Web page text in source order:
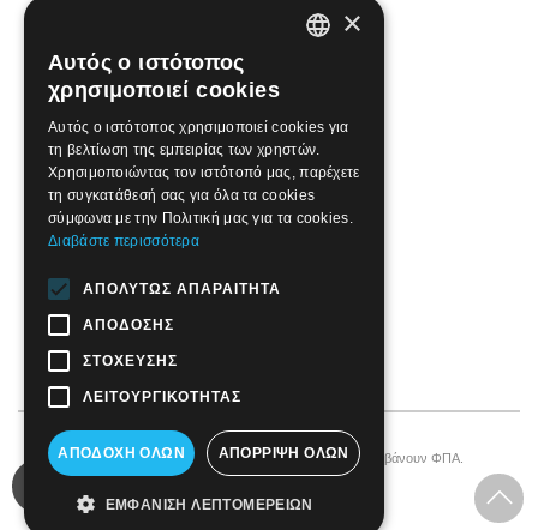
© 2026 Motordrome Design
All rights reserved
×
Αυτός ο ιστότοπος
χρησιμοποιεί cookies
Αυτός ο ιστότοπος χρησιμοποιεί cookies για
τη βελτίωση της εμπειρίας των χρηστών.
Χρησιμοποιώντας τον ιστότοπό μας, παρέχετε
τη συγκατάθεσή σας για όλα τα cookies
σύμφωνα με την Πολιτική μας για τα cookies.
Διαβάστε περισσότερα
ΑΠΟΛΎΤΩΣ ΑΠΑΡΑΊΤΗΤΑ
ΑΠΌΔΟΣΗΣ
ΣΤΌΧΕΥΣΗΣ
ΛΕΙΤΟΥΡΓΙΚΌΤΗΤΑΣ
ΑΠΟΔΟΧΉ ΌΛΩΝ ΑΠΌΡΡΙΨΗ ΌΛΩΝ
ΕΜΦΆΝΙΣΗ ΛΕΠΤΟΜΕΡΕΙΏΝ